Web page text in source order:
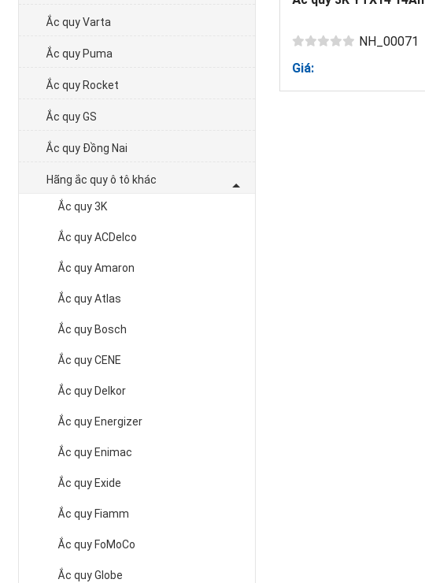
Ắc quy Varta
Ắc quy Puma
Ắc quy Rocket
Ắc quy GS
Ắc quy Đồng Nai
Hãng ắc quy ô tô khác
Ắc quy 3K
Ắc quy ACDelco
Ắc quy Amaron
Ắc quy Atlas
Ắc quy Bosch
Ắc quy CENE
Ắc quy Delkor
Ắc quy Energizer
Ắc quy Enimac
Ắc quy Exide
Ắc quy Fiamm
Ắc quy FoMoCo
Ắc quy Globe
NH_00071
Giá: